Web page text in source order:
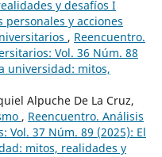
y desafíos I
personales y acciones
, Reencuentro.
Vol. 36 Núm. 88
universidad: mitos,
Alpuche De La Cruz,
, Reencuentro. Análisis
37 Núm. 89 (2025): El
mitos, realidades y